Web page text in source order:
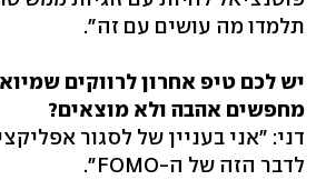
תלמדו מה עושים עם זה".
יש לכם טיפ אחרון לרווקים
מחפשים אהבה ולא מוצאים?
דני: "אני בעניין של לסגור
לדבר הזה של ה-FOMO".